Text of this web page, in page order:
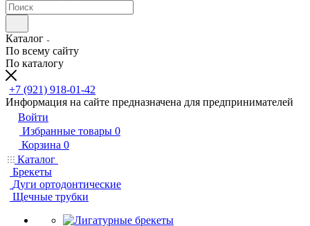
Каталог
По всему сайту
По каталогу
+7 (921) 918-01-42
Информация на сайте предназначена для предпринимателей
Войти
Избранные товары 0
Корзина 0
Каталог
Брекеты
Дуги ортодонтические
Щечные трубки